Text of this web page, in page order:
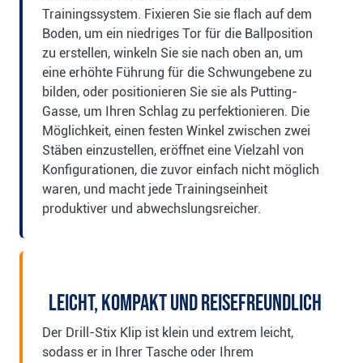
Trainingssystem. Fixieren Sie sie flach auf dem
Boden, um ein niedriges Tor für die Ballposition
zu erstellen, winkeln Sie sie nach oben an, um
eine erhöhte Führung für die Schwungebene zu
bilden, oder positionieren Sie sie als Putting-
Gasse, um Ihren Schlag zu perfektionieren. Die
Möglichkeit, einen festen Winkel zwischen zwei
Stäben einzustellen, eröffnet eine Vielzahl von
Konfigurationen, die zuvor einfach nicht möglich
waren, und macht jede Trainingseinheit
produktiver und abwechslungsreicher.
Leicht, kompakt und reisefreundlich
Der Drill-Stix Klip ist klein und extrem leicht,
sodass er in Ihrer Tasche oder Ihrem